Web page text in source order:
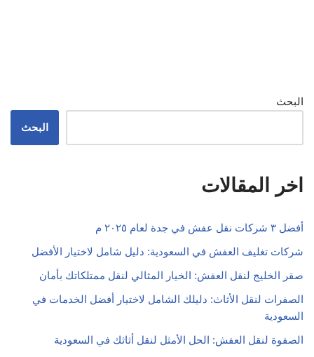
البحث
البحث
اخر المقالات
أفضل ٣ شركات نقل عفش في جدة لعام ٢٠٢٥ م
شركات تغليف العفش في السعودية: دليل شامل لاختيار الأفضل
صقر الخليج لنقل العفش: الخيار المثالي لنقل ممتلكاتك بأمان
الصفرات لنقل الأثاث: دليلك الشامل لاختيار أفضل الخدمات في
السعودية
الصفوة لنقل العفش: الحل الأمثل لنقل أثاثك في السعودية